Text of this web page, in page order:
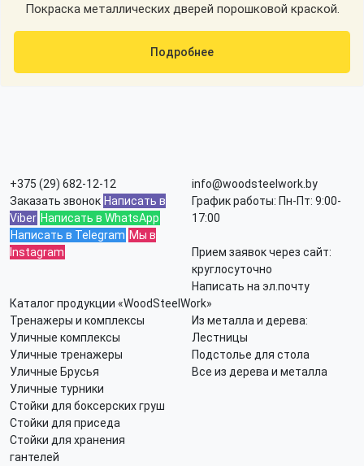
Покраска металлических дверей порошковой краской.
Подробнее
+375 (29) 682-12-12
Заказать звонок Написать в
Viber Написать в WhatsApp
Написать в Telegram Мы в
Instagram
info@woodsteelwork.by
График работы: Пн-Пт: 9:00-
17:00
Прием заявок через сайт:
круглосуточно
Написать на эл.почту
Каталог продукции «WoodSteelWork»
Тренажеры и комплексы
Уличные комплексы
Уличные тренажеры
Уличные Брусья
Уличные турники
Стойки для боксерских груш
Стойки для приседа
Стойки для хранения
гантелей
Из металла и дерева:
Лестницы
Подстолье для стола
Все из дерева и металла